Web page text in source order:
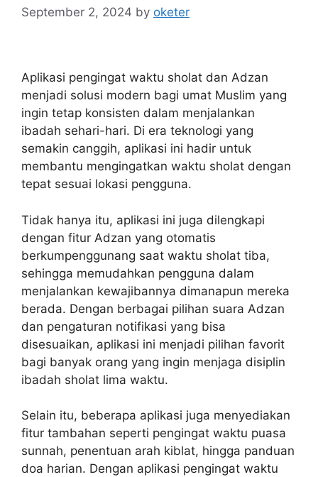
September 2, 2024 by oketer
Aplikasi pengingat waktu sholat dan Adzan
menjadi solusi modern bagi umat Muslim yang
ingin tetap konsisten dalam menjalankan
ibadah sehari-hari. Di era teknologi yang
semakin canggih, aplikasi ini hadir untuk
membantu mengingatkan waktu sholat dengan
tepat sesuai lokasi pengguna.
Tidak hanya itu, aplikasi ini juga dilengkapi
dengan fitur Adzan yang otomatis
berkumpenggunang saat waktu sholat tiba,
sehingga memudahkan pengguna dalam
menjalankan kewajibannya dimanapun mereka
berada. Dengan berbagai pilihan suara Adzan
dan pengaturan notifikasi yang bisa
disesuaikan, aplikasi ini menjadi pilihan favorit
bagi banyak orang yang ingin menjaga disiplin
ibadah sholat lima waktu.
Selain itu, beberapa aplikasi juga menyediakan
fitur tambahan seperti pengingat waktu puasa
sunnah, penentuan arah kiblat, hingga panduan
doa harian. Dengan aplikasi pengingat waktu